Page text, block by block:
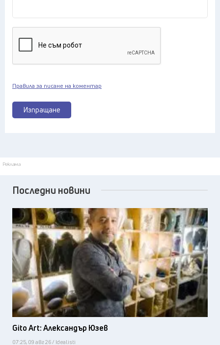
Изпращане
Правила за писане на коментар
Реклама
Последни новини
Gito Art: Александър Юзев
07:25, 09 авг 26 / Idealisti